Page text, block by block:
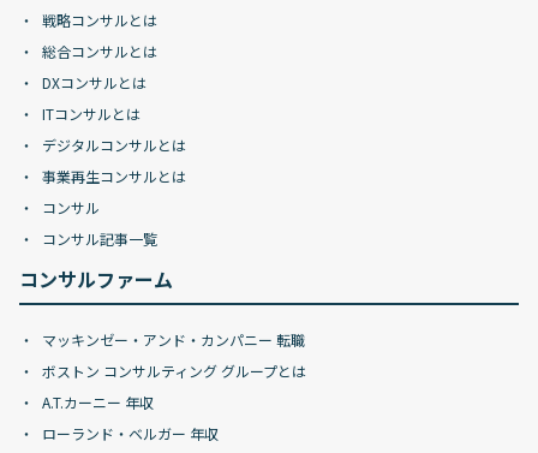
戦略コンサルとは
総合コンサルとは
DXコンサルとは
ITコンサルとは
デジタルコンサルとは
事業再生コンサルとは
コンサル
コンサル記事一覧
コンサルファーム
マッキンゼー・アンド・カンパニー 転職
ボストン コンサルティング グループとは
A.T.カーニー 年収
ローランド・ベルガー 年収